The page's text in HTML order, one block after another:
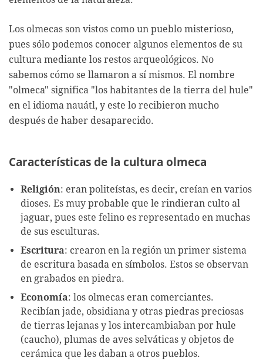
Los olmecas son vistos como un pueblo misterioso,
pues sólo podemos conocer algunos elementos de su
cultura mediante los restos arqueológicos. No
sabemos cómo se llamaron a sí mismos. El nombre
"olmeca" significa "los habitantes de la tierra del hule"
en el idioma nauátl, y este lo recibieron mucho
después de haber desaparecido.
Características de la cultura olmeca
Religión: eran politeístas, es decir, creían en varios
dioses. Es muy probable que le rindieran culto al
jaguar, pues este felino es representado en muchas
de sus esculturas.
Escritura: crearon en la región un primer sistema
de escritura basada en símbolos. Estos se observan
en grabados en piedra.
Economía: los olmecas eran comerciantes.
Recibían jade, obsidiana y otras piedras preciosas
de tierras lejanas y los intercambiaban por hule
(caucho), plumas de aves selváticas y objetos de
cerámica que les daban a otros pueblos.